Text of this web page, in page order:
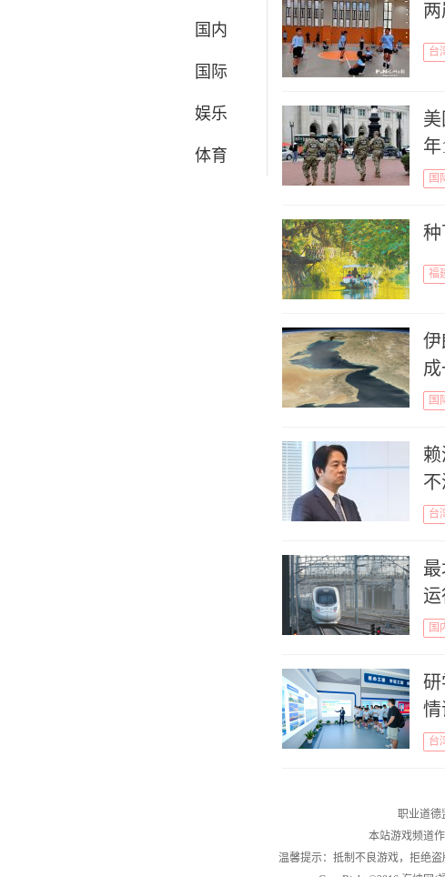
国内
国际
娱乐
体育
台
年
国
种
福
伊
国
台
运
国
研
情
台
职业道德
本站游戏频道
温馨提示：抵制不良游戏，拒绝